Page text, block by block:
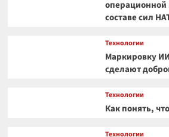
операционной
составе сил
Технологии
Маркировку
сделают
Технологии
Как понять,
Технологии